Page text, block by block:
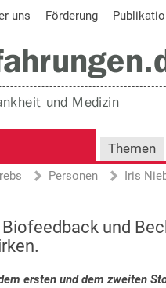
uns Förderung
Themen
Personen Iris
und
ersten und dem zweiten